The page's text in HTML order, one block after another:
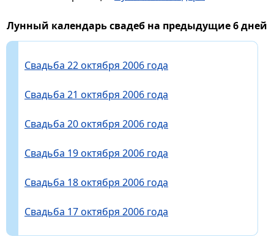
Лунный календарь свадеб на предыдущие 6 дней
Свадьба 22 октября 2006 года
Свадьба 21 октября 2006 года
Свадьба 20 октября 2006 года
Свадьба 19 октября 2006 года
Свадьба 18 октября 2006 года
Свадьба 17 октября 2006 года